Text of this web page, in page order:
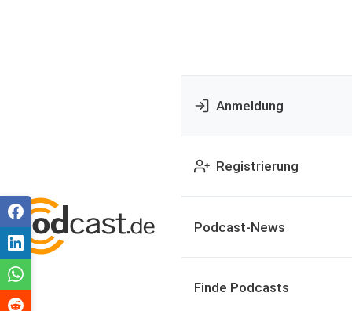
Anmeldung
Registrierung
Podcast-News
Finde Podcasts